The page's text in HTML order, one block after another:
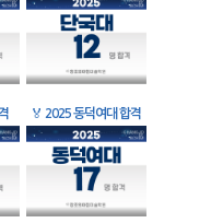
🏅 2025 동덕여대 합격